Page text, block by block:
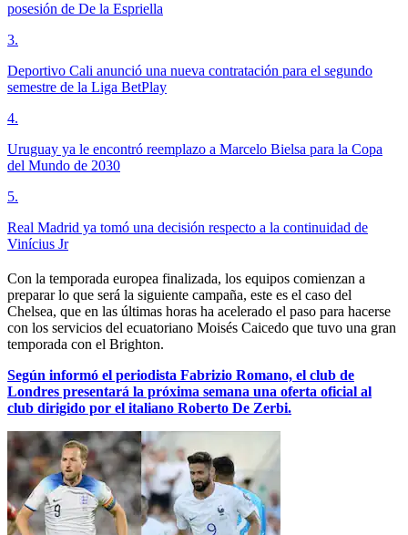
posesión de De la Espriella
3.
Deportivo Cali anunció una nueva contratación para el segundo
semestre de la Liga BetPlay
4.
Uruguay ya le encontró reemplazo a Marcelo Bielsa para la Copa
del Mundo de 2030
5.
Real Madrid ya tomó una decisión respecto a la continuidad de
Vinícius Jr
Con la temporada europea finalizada, los equipos comienzan a
preparar lo que será la siguiente campaña, este es el caso del
Chelsea, que en las últimas horas ha acelerado el paso para hacerse
con los servicios del ecuatoriano Moisés Caicedo que tuvo una gran
temporada con el Brighton.
Según informó el periodista Fabrizio Romano, el club de
Londres presentará la próxima semana una oferta oficial al
club dirigido por el italiano Roberto De Zerbi.